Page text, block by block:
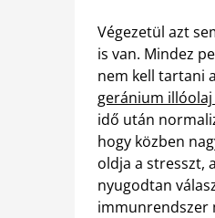
Végezetül azt
is van. Mindez
nem kell tartani
geránium
idő után
hogy közben
oldja a stresszt,
nyugodtan
immunrendszer